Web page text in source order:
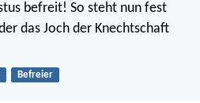
befreit! So steht nun fest
das Joch der Knechtschaft
Befreier